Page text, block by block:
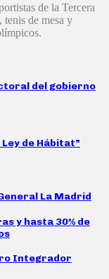
de la Tercera
de mesa y
del gobierno
de Hábitat”
La Madrid
y hasta 30% de
Integrador